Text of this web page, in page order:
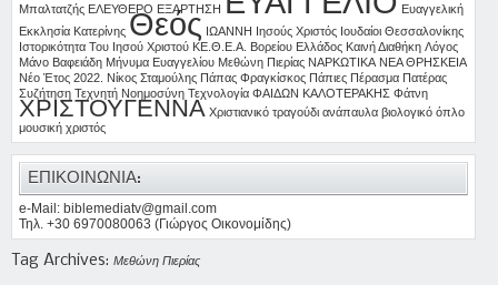
Μπαλτατζής ΕΛΕΥΘΕΡΟ ΕΞΑΡΤΗΣΗ
Ευαγγελική
Εκκλησία Κατερίνης Θεός ΙΩΑΝΝΗ Ιησούς Χριστός Ιουδαίοι Θεσσαλονίκης
Ιστορικότητα Του Ιησού Χριστού ΚΕ.Θ.Ε.Α. Βορείου Ελλάδος Καινή Διαθήκη Λόγος
Μάνο Βαφειάδη Μήνυμα Ευαγγελίου Μεθώνη Πιερίας ΝΑΡΚΩΤΙΚΑ ΝΕΑ ΘΡΗΣΚΕΙΑ
Νέο Έτος 2022. Νίκος Σταμούλης Πάπας Φραγκίσκος Πάπιες Πέρασμα Πατέρας
Συζήτηση Τεχνητή Νοημοσύνη Τεχνολογία ΦΑΙΔΩΝ ΚΑΛΟΤΕΡΑΚΗΣ Φάτνη
ΧΡΙΣΤΟΥΓΕΝΝΑ Χριστιανικό τραγούδι ανάπαυλα βιολογικό όπλο
μουσική χριστός
ΕΠΙΚΟΙΝΩΝΙΑ:
e-Mail: biblemediatv@gmail.com
Τηλ. +30 6970080063 (Γιώργος Οικονομίδης)
Tag Archives: Μεθώνη Πιερίας